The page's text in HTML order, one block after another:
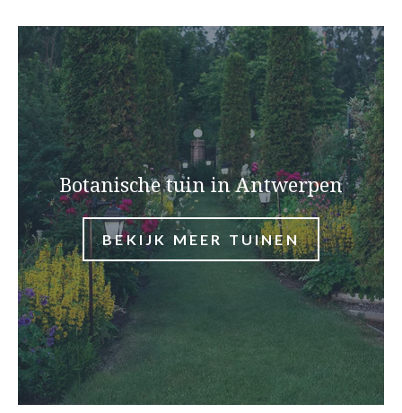
Botanische tuin in Antwerpen
BEKIJK MEER TUINEN